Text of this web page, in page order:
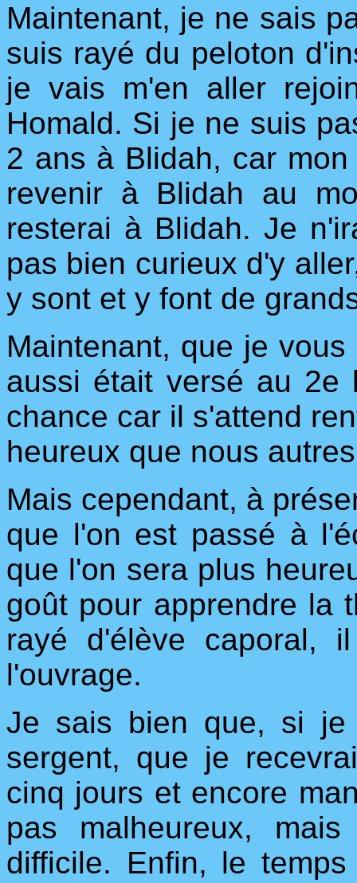
Maintenant, je ne sais
suis rayé du peloton
je vais m'en aller
Homald. Si je ne suis
2 ans à Blidah, car
revenir à Blidah au
resterai à Blidah. Je
pas bien curieux d'y
y sont et y font de
Maintenant, que je
aussi était versé au
chance car il s'attend
heureux que nous
Mais cependant, à
que l'on est passé à
que l'on sera plus
goût pour apprendre la
rayé d'élève caporal,
l'ouvrage.
Je sais bien que, si je
sergent, que je
cinq jours et encore
pas malheureux,
difficile. Enfin, le